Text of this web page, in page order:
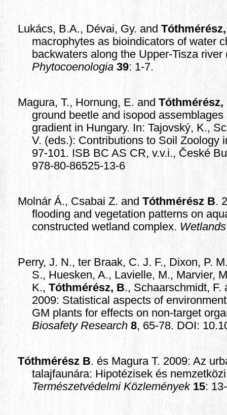
Lukács, B.A., Dévai, Gy. and
macrophytes as bioindicators of water
backwaters along the Upper-Tisza river
Phytocoenologia 39: 1-7.
Magura, T., Hornung, E. and Tóthmérész,
ground beetle and isopod
gradient in Hungary. In: Tajovský, K.,
V. (eds.): Contributions to Soil Zoology
97-101. ISB BC AS CR, v.v.i., České
978-80-86525-13-6
Molnár Á., Csabai Z. and Tóthmérész B.
flooding and vegetation patterns on
constructed wetland complex. Wetlands
Perry, J. N., ter Braak, C. J. F., Dixon, P.
S., Huesken, A., Lavielle, M., Marvier,
K.,Tóthmérész, B., Schaarschmidt, F.
2009: Statistical aspects of
GM plants for effects on non-target
Biosafety Research 8, 65-78. DOI:
Tóthmérész B. és Magura T. 2009: Az
talajfaunára: Hipotézisek és
Természetvédelmi Közlemények 15: